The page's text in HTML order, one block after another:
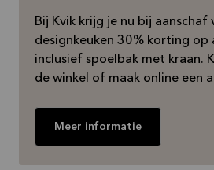
Bij Kvik krijg je nu bij aanschaf
designkeuken 30% korting op
inclusief spoelbak met kraan.
de winkel of maak online een
Meer informatie